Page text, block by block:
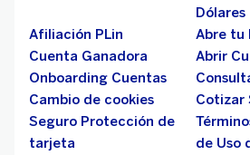
Dólares
Afiliación PLin
Abre tu
Cuenta Ganadora
Abrir
Onboarding Cuentas
Cambio de cookies
Cotizar
Seguro Protección de
tarjeta
de Uso